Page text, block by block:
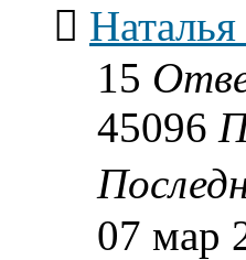
15
45096
07 мар